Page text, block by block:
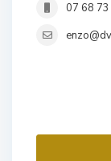
07 68